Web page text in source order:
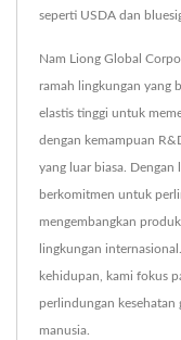
seperti USDA dan
Nam Liong Global
ramah lingkungan yang
elastis tinggi untuk
dengan kemampuan
yang luar biasa.
berkomitmen untuk
mengembangkan
lingkungan
kehidupan, kami fokus
perlindungan
manusia.